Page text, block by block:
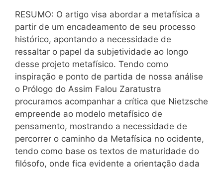
RESUMO: O artigo visa abordar a metafísica a
partir de um encadeamento de seu processo
histórico, apontando a necessidade de
ressaltar o papel da subjetividade ao longo
desse projeto metafísico. Tendo como
inspiração e ponto de partida de nossa análise
o Prólogo do Assim Falou Zaratustra
procuramos acompanhar a crítica que Nietzsche
empreende ao modelo metafísico de
pensamento, mostrando a necessidade de
percorrer o caminho da Metafísica no ocidente,
tendo como base os textos de maturidade do
filósofo, onde fica evidente a orientação dada